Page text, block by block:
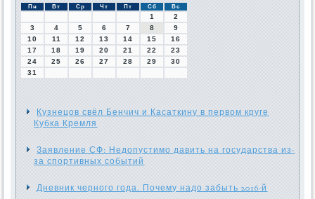
Пн Вт Ср Чт Пт Сб Вс
1
2
3
4 5 6 7 8
9
10
11 12 13 14 15
16
17
18 19 20 21 22
23
24
25 26 27 28 29
30
31
Кузнецов свёл Бенчич и Касаткину в первом круге
Кубка Кремля
Заявление СФ: Недопустимо давить на государства из-
за спортивных событий
Дневник черного года. Почему надо забыть 2016-й